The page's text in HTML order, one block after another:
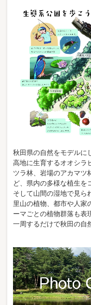
秋田県の自然をモデルに
高地に生育するオオシラ
ツラ林、岩場のアカマツ
ど、県内の多様な植生を
そして山間の湿地で見ら
里山の植物、都市や人家
ーマごとの植物群落も表
一周するだけで秋田の自